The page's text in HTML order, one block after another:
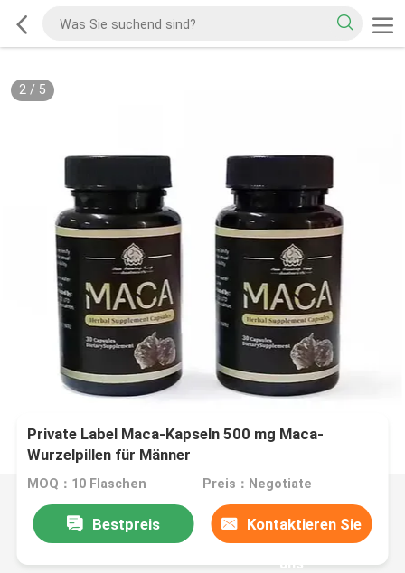
2/ 5
Private Label Maca-Kapseln 500 mg Maca-
Wurzelpillen für Männer
MOQ：10 Flaschen Preis：Negotiate
Bestpreis Kontaktieren Sie
uns